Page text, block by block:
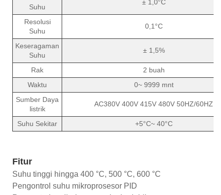
Suhu
± 1,0°C
Resolusi
Suhu
0,1°C
Keseragaman
Suhu
± 1,5%
Rak
2 buah
Waktu
0~ 9999 mnt
Sumber Daya
listrik
AC380V 400V 415V 480V 50HZ/60HZ
Suhu Sekitar +5°C~ 40°C
Fitur
Suhu tinggi hingga 400 °C, 500 °C, 600 °C
Pengontrol suhu mikroprosesor PID